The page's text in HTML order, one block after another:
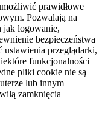
prawidłowe
Pozwalają na
jak logowanie,
bezpieczeństwa
ustawienia przeglądarki,
funkcjonalności
pliki cookie nie są
lub innym
zamknięcia